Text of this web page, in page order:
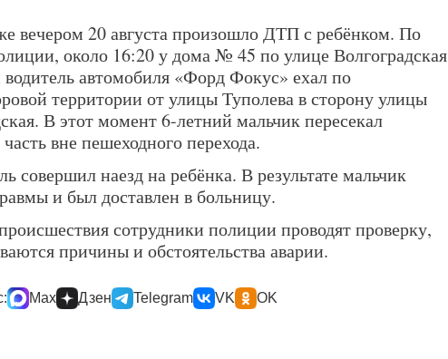
вечером 20 августа произошло ДТП с ребёнком. По
около 16:20 у дома № 45 по улице Волгоградская
автомобиля «Форд Фокус» ехал по
территории от улицы Туполева в сторону улицы
В этот момент 6-летний мальчик пересекал
вне пешеходного перехода.
совершил наезд на ребёнка. В результате мальчик
и был доставлен в больницу.
сотрудники полиции проводят проверку,
причины и обстоятельства аварии.
Max Дзен Telegram VK OK